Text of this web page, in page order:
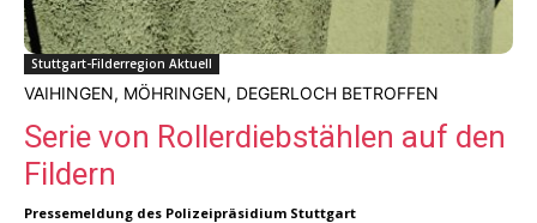
Stuttgart-Filderregion Aktuell
VAIHINGEN, MÖHRINGEN, DEGERLOCH BETROFFEN
Serie von Rollerdiebstählen auf den
Fildern
Pressemeldung des Polizeipräsidium Stuttgart